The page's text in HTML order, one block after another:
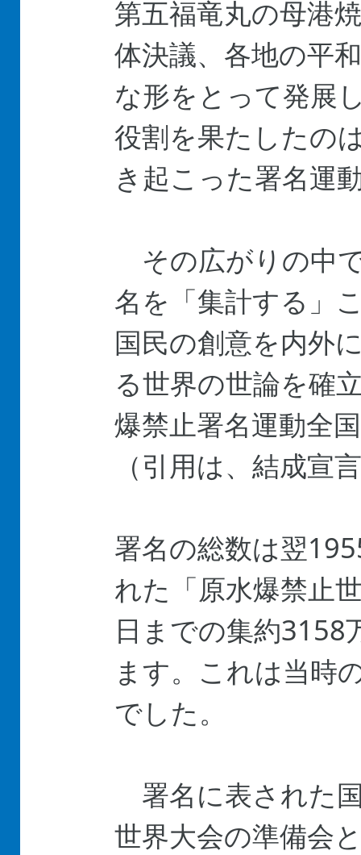
第五福竜丸の母港
体決議、各地の平
な形をとって発展
役割を果たしたの
き起こった署名運
その広がりの中
名を「集計する」
国民の創意を内外
る世界の世論を確
爆禁止署名運動全
（引用は、結成宣
署名の総数は翌
れた「原水爆禁止
日までの集約3158
ます。これは当時
でした。
署名に表された
世界大会の準備会